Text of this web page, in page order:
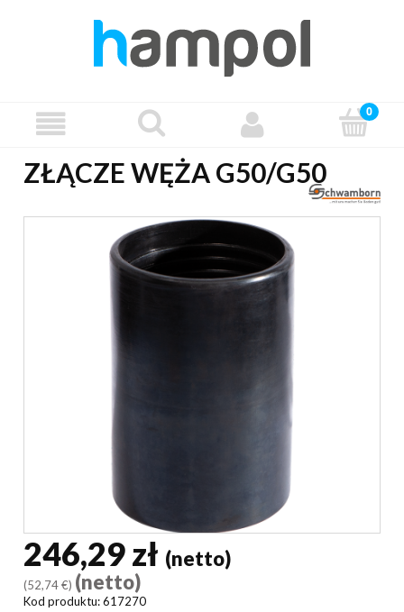
ZŁĄCZE WĘŻA G50/G50
246,29 zł (netto)
(52,74 €) (netto)
Kod produktu:617270